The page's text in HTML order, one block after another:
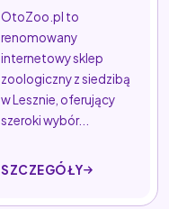
OtoZoo.pl to
renomowany
internetowy sklep
zoologiczny z siedzibą
w Lesznie, oferujący
szeroki wybór...
SZCZEGÓŁY